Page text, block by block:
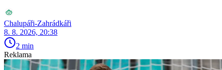
Chalupáři-Zahrádkáři
8. 8. 2026, 20:38
2 min
Reklama